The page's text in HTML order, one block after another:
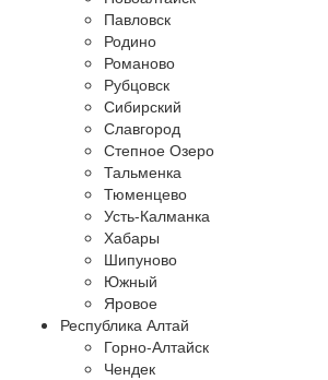
Павловск
Родино
Романово
Рубцовск
Сибирский
Славгород
Степное Озеро
Тальменка
Тюменцево
Усть-Калманка
Хабары
Шипуново
Южный
Яровое
Республика Алтай
Горно-Алтайск
Чендек